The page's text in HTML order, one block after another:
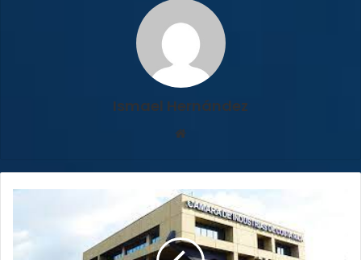
Ismael Hernández
Industrias